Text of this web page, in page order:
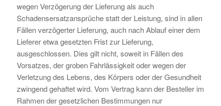
wegen Verzögerung der Lieferung als auch
Schadensersatzansprüche statt der Leistung, sind in allen
Fällen verzögerter Lieferung, auch nach Ablauf einer dem
Lieferer etwa gesetzten Frist zur Lieferung,
ausgeschlossen. Dies gilt nicht, soweit in Fällen des
Vorsatzes, der groben Fahrlässigkeit oder wegen der
Verletzung des Lebens, des Körpers oder der Gesundheit
zwingend gehaftet wird. Vom Vertrag kann der Besteller im
Rahmen der gesetzlichen Bestimmungen nur